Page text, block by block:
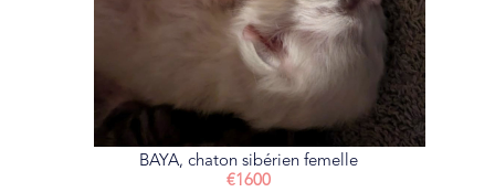
BAYA, chaton sibérien femelle
€1600